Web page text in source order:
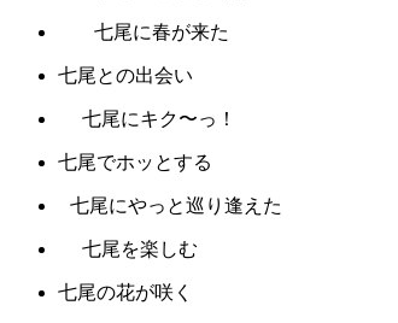
七尾に春が来た
七尾との出会い
七尾にキク〜っ！
七尾でホッとする
七尾にやっと巡り逢えた
七尾を楽しむ
七尾の花が咲く